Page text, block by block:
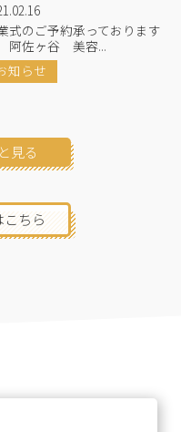
式のご予約承っております
佐ヶ谷 美容...
知らせ
見る
ちら